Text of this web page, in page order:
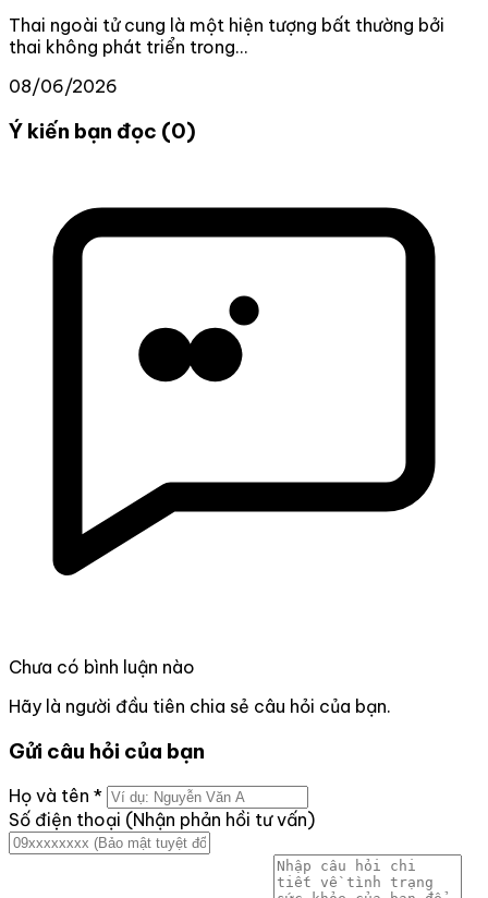
Thai ngoài tử cung là một hiện tượng bất thường bởi
thai không phát triển trong...
08/06/2026
Ý kiến bạn đọc (0)
Chưa có bình luận nào
Hãy là người đầu tiên chia sẻ câu hỏi của bạn.
Gửi câu hỏi của bạn
Họ và tên *
Số điện thoại (Nhận phản hồi tư vấn)